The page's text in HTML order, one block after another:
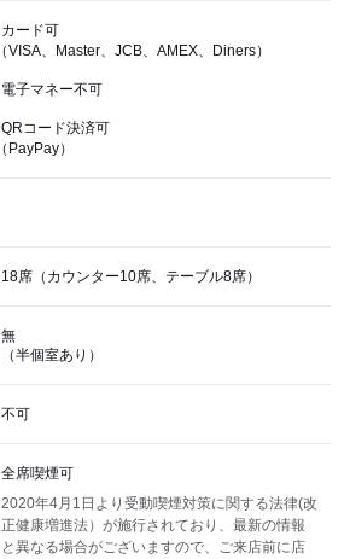
カード可
（VISA、Master、JCB、AMEX、Diners）
電子マネー不可
QRコード決済可
（PayPay）
18席（カウンター10席、テーブル8席）
無
（半個室あり）
不可
全席喫煙可
2020年4月1日より受動喫煙対策に関する法律(改
正健康増進法）が施行されており、最新の情報
と異なる場合がございますので、ご来店前に店